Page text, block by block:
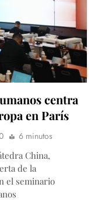
centra
en París
6 minutos
China,
de la
el seminario